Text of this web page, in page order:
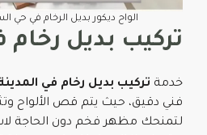
الواح ديكور بديل الرخام في حي
تركيب بديل رخام
خدمة تركيب بديل رخام في
فني دقيق، حيث يتم قص الألواح
لتمنحك مظهر فخم دون الحاجة